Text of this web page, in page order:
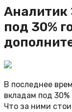
Аналитик
под 30%
В последнее
вкладам под
Что за ними